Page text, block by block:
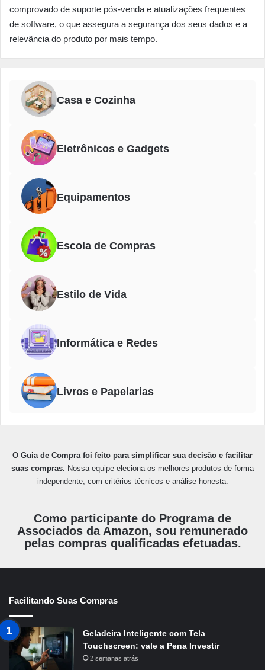
comprovado de suporte pós-venda e atualizações frequentes
de software, o que assegura a segurança dos seus dados e a
relevância do produto por mais tempo.
Casa e Cozinha
Eletrônicos e Gadgets
Equipamentos
Escola de Compras
Estilo de Vida
Informática e Redes
Livros e Papelarias
O Guia de Compra foi feito para simplificar sua decisão e facilitar
suas compras. Nossa equipe eleciona os melhores produtos de forma
independente, com critérios técnicos e análise honesta.
Como participante do Programa de
Associados da Amazon, sou remunerado
pelas compras qualificadas efetuadas.
Facilitando Suas Compras
Geladeira Inteligente com Tela
Touchscreen: vale a Pena Investir
2 semanas atrás